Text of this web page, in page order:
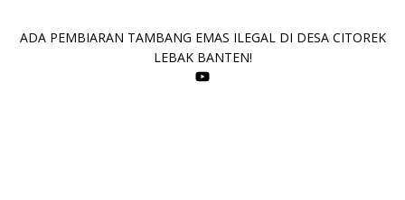
ADA PEMBIARAN TAMBANG EMAS ILEGAL DI DESA CITOREK
LEBAK BANTEN!